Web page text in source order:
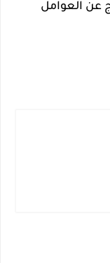
عن العوامل